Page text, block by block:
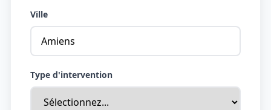
Ville
Type d'intervention